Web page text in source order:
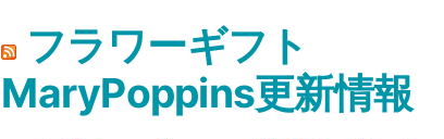
フラワーギフト
MaryPoppins更新情報